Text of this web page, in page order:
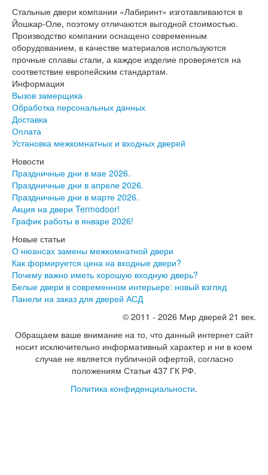
Серия Скай
Серия Стефани
Серия Уно
Двери Верда
ПЭТ Верда
Коллекция дверей Альтекс
Коллекция дверей Элеганс
Коллекция дверей Некст
Двери Дворецкий
Эмаль Дворецкий
Двери Про
Инвизибл Про
Экошпон Про
Эмаль Про
Атум Про ВФД
Бейсик ВФД
Винтер ВФД
Иннова ВФД
Классик Арт ВФД
Стокгольм ВФД
Эмалекс ВФД
Фурнитура
Фурнитура Adden bau
Фурнитура Bussare
Фурнитура Vantage
Стальные двери компании «Лабиринт» изготавливаются в
Йошкар-Оле, поэтому отличаются выгодной стоимостью.
Производство компании оснащено современным
оборудованием, в качестве материалов используются
прочные сплавы стали, а каждое изделие проверяется на
соответствие европейским стандартам.
Информация
Вызов замерщика
Обработка персональных данных
Доставка
Оплата
Установка межкомнатных и входных дверей
Новости
Праздничные дни в мае 2026.
Праздничные дни в апреле 2026.
Праздничные дни в марте 2026.
Акция на двери Termodoor!
График работы в январе 2026!
Новые статьи
О нюансах замены межкомнатной двери
Как формируется цена на входные двери?
Почему важно иметь хорошую входную дверь?
Белые двери в современном интерьере: новый взгляд
Панели на заказ для дверей АСД
© 2011 - 2026 Мир дверей 21 век.
Обращаем ваше внимание на то, что данный интернет сайт
носит исключительно информативный характер и ни в коем
случае не является публичной офертой, согласно
положениям Статьи 437 ГК РФ.
Политика конфиденциальности.